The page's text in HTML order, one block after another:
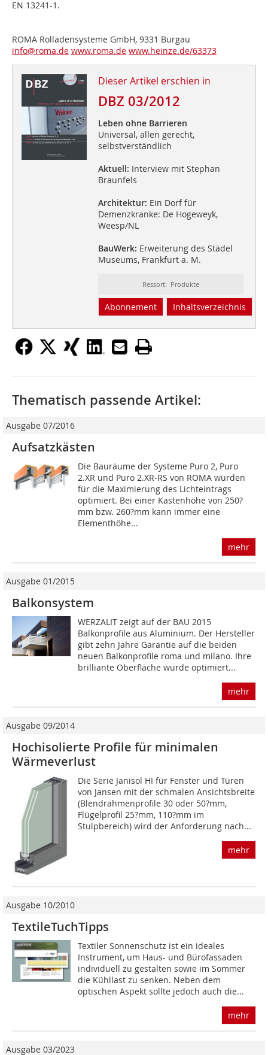
EN 13241-1.
ROMA Rolladensysteme GmbH, 9331 Burgau
info@roma.de www.roma.de www.heinze.de/63373
Dieser Artikel erschien in
DBZ 03/2012
Leben ohne Barrieren
Universal, allen gerecht,
selbstverständlich
Aktuell: Interview mit Stephan
Braunfels
Architektur: Ein Dorf für
Demenzkranke: De Hogeweyk,
Weesp/NL
BauWerk: Erweiterung des Städel
Museums, Frankfurt a. M.
Ressort: Produkte
Abonnement Inhaltsverzeichnis
Thematisch passende Artikel:
Ausgabe 07/2016
Aufsatzkästen
Die Bauräume der Systeme Puro 2, Puro
2.XR und Puro 2.XR-RS von ROMA wurden
für die Maximierung des Lichteintrags
optimiert. Bei einer Kastenhöhe von 250?
mm bzw. 260?mm kann immer eine
Elementhöhe...
mehr
Ausgabe 01/2015
Balkonsystem
WERZALIT zeigt auf der BAU 2015
Balkonprofile aus Aluminium. Der Hersteller
gibt zehn Jahre Garantie auf die beiden
neuen Balkonprofile roma und milano. Ihre
brilliante Oberfläche wurde optimiert...
mehr
Ausgabe 09/2014
Hochisolierte Profile für minimalen
Wärmeverlust
Die Serie Janisol HI für Fenster und Türen
von Jansen mit der schmalen Ansichtsbreite
(Blendrahmenprofile 30 oder 50?mm,
Flügelprofil 25?mm, 110?mm im
Stulpbereich) wird der Anforderung nach...
mehr
Ausgabe 10/2010
TextileTuchTipps
Textiler Sonnenschutz ist ein ideales
Instrument, um Haus- und Bürofassaden
individuell zu gestalten sowie im Sommer
die Kühllast zu senken. Neben dem
optischen Aspekt sollte jedoch auch die...
mehr
Ausgabe 03/2023